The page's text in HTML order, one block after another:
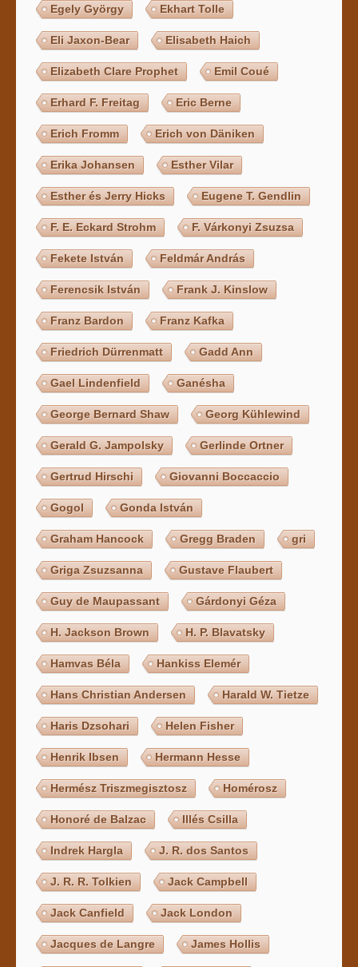
Egely György Ekhart Tolle
Eli Jaxon-Bear Elisabeth Haich
Elizabeth Clare Prophet Emil Coué
Erhard F. Freitag Eric Berne
Erich Fromm Erich von Däniken
Erika Johansen Esther Vilar
Esther és Jerry Hicks Eugene T. Gendlin
F. E. Eckard Strohm F. Várkonyi Zsuzsa
Fekete István Feldmár András
Ferencsik István Frank J. Kinslow
Franz Bardon Franz Kafka
Friedrich Dürrenmatt Gadd Ann
Gael Lindenfield Ganésha
George Bernard Shaw Georg Kühlewind
Gerald G. Jampolsky Gerlinde Ortner
Gertrud Hirschi Giovanni Boccaccio
Gogol Gonda István
Graham Hancock Gregg Braden gri
Griga Zsuzsanna Gustave Flaubert
Guy de Maupassant Gárdonyi Géza
H. Jackson Brown H. P. Blavatsky
Hamvas Béla Hankiss Elemér
Hans Christian Andersen Harald W. Tietze
Haris Dzsohari Helen Fisher
Henrik Ibsen Hermann Hesse
Hermész Triszmegisztosz Homérosz
Honoré de Balzac Illés Csilla
Indrek Hargla J. R. dos Santos
J. R. R. Tolkien Jack Campbell
Jack Canfield Jack London
Jacques de Langre James Hollis